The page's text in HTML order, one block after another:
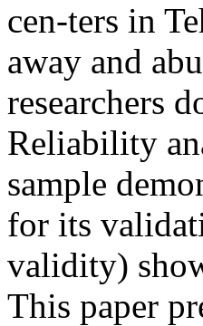
cen-ters in
away and
researchers
Reliability
sample
for its
validity)
This paper